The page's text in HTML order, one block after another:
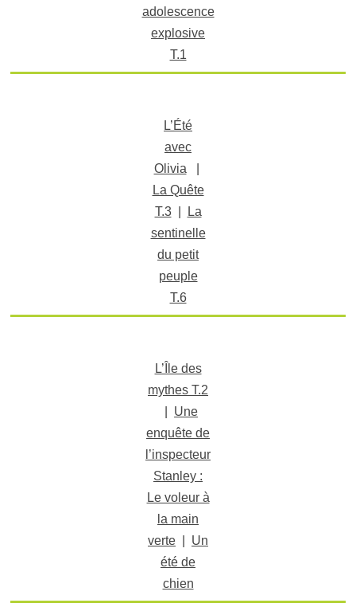
adolescence
explosive
T.1
L’Été
avec
Olivia
La Quête
T.3|
La
sentinelle
du petit
peuple
T.6
L’Île des
mythes T.2
Une
enquête de
l’inspecteur
Stanley :
Le voleur à
la main
verte
Un
été de
chien